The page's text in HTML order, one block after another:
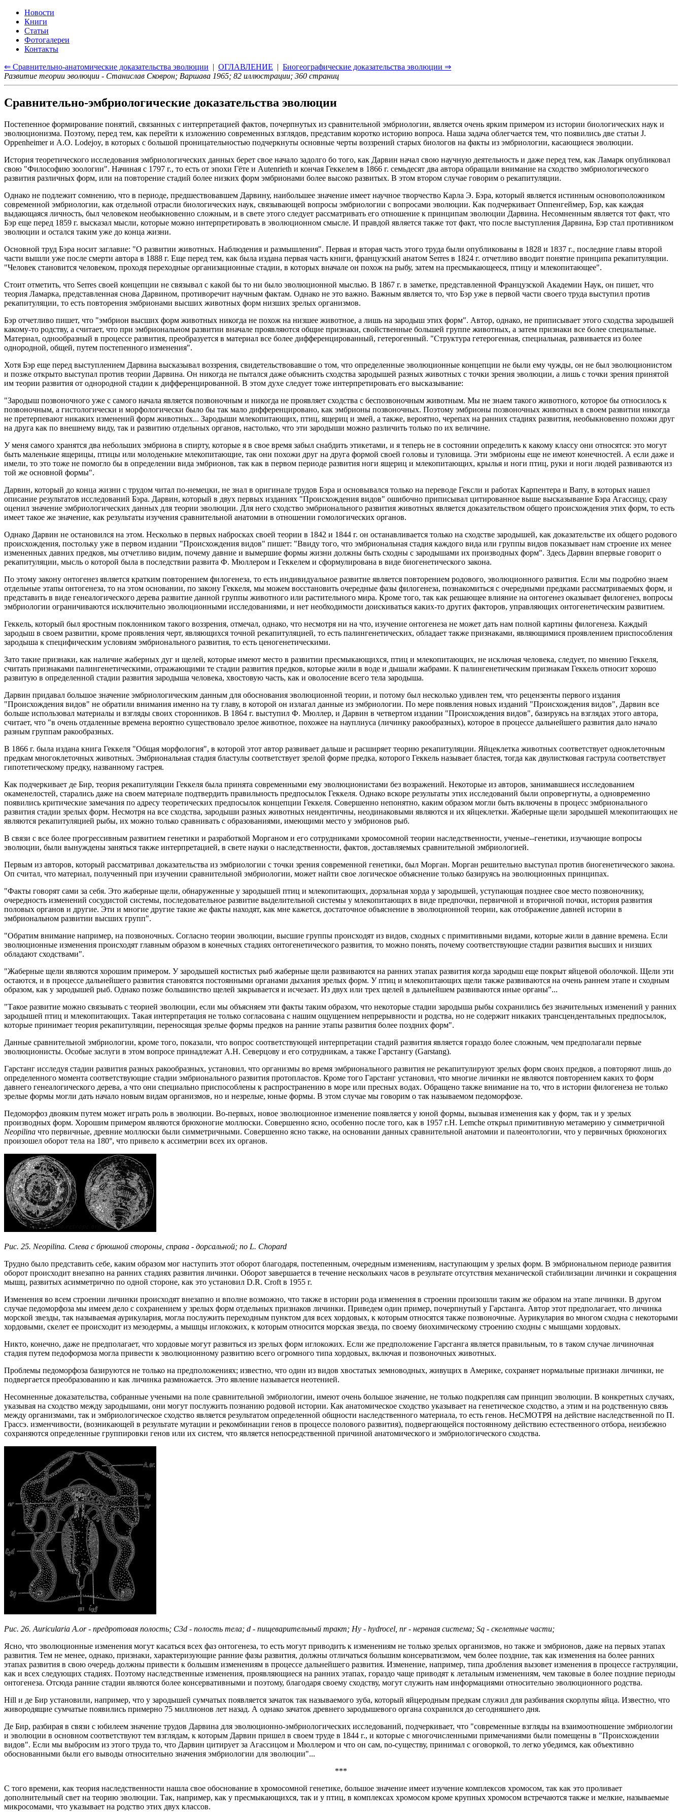
Новости
Книги
Статьи
Фотогалереи
Контакты
⇐ Сравнительно-анатомические доказательства эволюции | ОГЛАВЛЕНИЕ | Биогеографические доказательства эволюции ⇒
Развитие теории эволюции - Станислав Сковрон; Варшава 1965; 82 иллюстрации; 360 страниц
Сравнительно-эмбриологические доказательства эволюции
Постепенное формирование понятий, связанных с интерпретацией фактов, почерпнутых из сравнительной эмбриологии, является очень ярким примером из истории биологических наук и
эволюционизма. Поэтому, перед тем, как перейти к изложению современных взглядов, представим коротко историю вопроса. Наша задача облегчается тем, что появились две статьи J.
Oppenheimer и А.О. Lodejoy, в которых с большой проницательностью подчеркнуты основные черты воззрений старых биологов на факты из эмбриологии, касающиеся эволюции.
История теоретического исследования эмбриологических данных берет свое начало задолго бо того, как Дарвин начал свою научную деятельность и даже перед тем, как Ламарк опубликовал
свою "Философию зоологии". Начиная с 1797 г., то есть от эпохи Гёте и Autenrieth и кончая Геккелем в 1866 г. семьдесят два автора обращали внимание на сходство эмбриологического
развития различных форм, или на повторение стадий более низких форм эмбрионами более высоко развитых. В этом втором случае говорим о рекапитуляции.
Однако не подлежит сомнению, что в периоде, предшествовавшем Дарвину, наибольшее значение имеет научное творчество Карла Э. Бэра, который является истинным основоположником
современной эмбриологии, как отдельной отрасли биологических наук, связывающей вопросы эмбриологии с вопросами эволюции. Как подчеркивает Оппенгеймер, Бэр, как каждая
выдающаяся личность, был человеком необыкновенно сложным, и в свете этого следует рассматривать его отношение к принципам эволюции Дарвина. Несомненным является тот факт, что
Бэр еще перед 1859 г. высказал мысли, которые можно интерпретировать в эволюционном смысле. И правдой является также тот факт, что после выступления Дарвина, Бэр стал противником
эволюции и остался таким уже до конца жизни.
Основной труд Бэра носит заглавие: "О развитии животных. Наблюдения и размышления". Первая и вторая часть этого труда были опубликованы в 1828 и 1837 г., последние главы второй
части вышли уже после смерти автора в 1888 г. Еще перед тем, как была издана первая часть книги, французский анатом Serres в 1824 г. отчетливо вводит понятие принципа рекапитуляции.
"Человек становится человеком, проходя переходные организационные стадии, в которых вначале он похож на рыбу, затем на пресмыкающееся, птицу и млекопитающее".
Стоит отметить, что Serres своей концепции не связывал с какой бы то ни было эволюционной мыслью. В 1867 г. в заметке, представленной Французской Академии Наук, он пишет, что
теория Ламарка, представленная снова Дарвином, противоречит научным фактам. Однако не это важно. Важным является то, что Бэр уже в первой части своего труда выступил против
рекапитуляции, то есть повторения эмбрионами высших животных форм низших зрелых организмов.
Бэр отчетливо пишет, что "эмбрион высших форм животных никогда не похож на низшее животное, а лишь на зародыш этих форм". Автор, однако, не приписывает этого сходства зародышей
какому-то родству, а считает, что при эмбриональном развитии вначале проявляются общие признаки, свойственные большей группе животных, а затем признаки все более специальные.
Материал, однообразный в процессе развития, преобразуется в материал все более дифференцированный, гетерогенный. "Структура гетерогенная, специальная, развивается из более
однородной, общей, путем постепенного изменения".
Хотя Бэр еще перед выступлением Дарвина высказывал воззрения, свидетельствовавшие о том, что определенные эволюционные концепции не были ему чужды, он не был эволюционистом
и позже открыто выступал против теории Дарвина. Он никогда не пытался даже объяснить сходства зародышей разных животных с точки зрения эволюции, а лишь с точки зрения принятой
им теории развития от однородной стадии к дифференцированной. В этом духе следует тоже интерпретировать его высказывание:
"Зародыш позвоночного уже с самого начала является позвоночным и никогда не проявляет сходства с беспозвоночным животным. Мы не знаем такого животного, которое бы относилось к
позвоночным, а гистологически и морфологически было бы так мало дифференцировано, как эмбрионы позвоночных. Поэтому эмбрионы позвоночных животных в своем развитии никогда
не претерпевают никаких изменений форм животных... Зародыши млекопитающих, птиц, ящериц и змей, а также, вероятно, черепах на ранних стадиях развития, необыкновенно похожи друг
на друга как по внешнему виду, так и развитию отдельных органов, настолько, что эти зародыши можно различить только по их величине.
У меня самого хранятся два небольших эмбриона в спирту, которые я в свое время забыл снабдить этикетами, и я теперь не в состоянии определить к какому классу они относятся: это могут
быть маленькие ящерицы, птицы или молоденькие млекопитающие, так они похожи друг на друга формой своей головы и туловища. Эти эмбрионы еще не имеют конечностей. А если даже и
имели, то это тоже не помогло бы в определении вида эмбрионов, так как в первом периоде развития ноги ящериц и млекопитающих, крылья и ноги птиц, руки и ноги людей развиваются из
той же основной формы".
Дарвин, который до конца жизни с трудом читал по-немецки, не знал в оригинале трудов Бэра и основывался только на переводе Гексли и работах Карпентера и Barry, в которых нашел
описание результатов исследований Бэра. Дарвин, который в двух первых изданиях "Происхождения видов" ошибочно приписывал цитированное выше высказывание Бэра Агассицу, сразу
оценил значение эмбриологических данных для теории эволюции. Для него сходство эмбрионального развития животных является доказательством общего происхождения этих форм, то есть
имеет такое же значение, как результаты изучения сравнительной анатомии в отношении гомологических органов.
Однако Дарвин не остановился на этом. Несколько в первых набросках своей теории в 1842 и 1844 г. он останавливается только на сходстве зародышей, как доказательстве их общего родового
происхождения, постольку уже в первом издании "Происхождения видов" пишет: "Ввиду того, что эмбриональная стадия каждого вида или группы видов показывает нам строение их менее
измененных давних предков, мы отчетливо видим, почему давние и вымершие формы жизни должны быть сходны с зародышами их производных форм". Здесь Дарвин впервые говорит о
рекапитуляции, мысль о которой была в последствии развита Ф. Мюллером и Геккелем и сформулирована в виде биогенетического закона.
По этому закону онтогенез является кратким повторением филогенеза, то есть индивидуальное развитие является повторением родового, эволюционного развития. Если мы подробно знаем
отдельные этапы онтогенеза, то на этом основании, по закону Геккеля, мы можем восстановить очередные фазы филогенеза, познакомиться с очередными предками рассматриваемых форм, и
представить в виде генеалогического дерева развитие данной группы животного или растительного мира. Кроме того, так как решающее влияние на онтогенез оказывает филогенез, вопросы
эмбриологии ограничиваются исключительно эволюционными исследованиями, и нет необходимости доискиваться каких-то других факторов, управляющих онтогенетическим развитием.
Геккель, который был яростным поклонником такого воззрения, отмечал, однако, что несмотря ни на что, изучение онтогенеза не может дать нам полной картины филогенеза. Каждый
зародыш в своем развитии, кроме проявления черт, являющихся точной рекапитуляцией, то есть палингенетических, обладает также признаками, являющимися проявлением приспособления
зародыша к специфическим условиям эмбрионального развития, то есть ценогенетическими.
Зато такие признаки, как наличие жаберных дуг и щелей, которые имеют место в развитии пресмыкающихся, птиц и млекопитающих, не исключая человека, следует, по мнению Геккеля,
считать признаками палингенетическими, отражающими те стадии развития предков, которые жили в воде и дышали жабрами. К палингенетическим признакам Геккель относит хорошо
развитую в определенной стадии развития зародыша человека, хвостовую часть, как и оволосение всего тела зародыша.
Дарвин придавал большое значение эмбриологическим данным для обоснования эволюционной теории, и потому был несколько удивлен тем, что рецензенты первого издания
"Происхождения видов" не обратили внимания именно на ту главу, в которой он излагал данные из эмбриологии. По мере появления новых изданий "Происхождения видов", Дарвин все
больше использовал материалы и взгляды своих сторонников. В 1864 г. выступил Ф. Мюллер, и Дарвин в четвертом издании "Происхождения видов", базируясь на взглядах этого автора,
считает, что "в очень отдаленные времена вероятно существовало зрелое животное, похожее на науплиуса (личинку ракообразных), которое в процессе дальнейшего развития дало начало
разным группам ракообразных.
В 1866 г. была издана книга Геккеля "Общая морфология", в которой этот автор развивает дальше и расширяет теорию рекапитуляции. Яйцеклетка животных соответствует одноклеточным
предкам многоклеточных животных. Эмбриональная стадия бластулы соответствует зрелой форме предка, которого Геккель называет бластея, тогда как двулистковая гаструла соответствует
гипотетическому предку, названному гастрея.
Как подчеркивает де Бир, теория рекапитуляции Геккеля была принята современными ему эволюционистами без возражений. Некоторые из авторов, занимавшиеся исследованием
окаменелостей, старались даже на своем материале подтвердить правильность предпосылок Геккеля. Однако вскоре результаты этих исследований были опровергнуты, а одновременно
появились критические замечания по адресу теоретических предпосылок концепции Геккеля. Совершенно непонятно, каким образом могли быть включены в процесс эмбрионального
развития стадии зрелых форм. Несмотря на все сходства, зародыши разных животных неидентичны, неодинаковыми являются и их яйцеклетки. Жаберные щели зародышей млекопитающих не
являются рекапитуляцией рыбы, их можно только сравнивать с образованиями, имеющими место у эмбрионов рыб.
В связи с все более прогрессивным развитием генетики и разработкой Морганом и его сотрудниками хромосомной теории наследственности, ученые--генетики, изучающие вопросы
эволюции, были вынуждены заняться также интерпретацией, в свете науки о наследственности, фактов, доставляемых сравнительной эмбриологией.
Первым из авторов, который рассматривал доказательства из эмбриологии с точки зрения современной генетики, был Морган. Морган решительно выступал против биогенетического закона.
Оп считал, что материал, полученный при изучении сравнительной эмбриологии, может найти свое логическое объяснение только базируясь на эволюционных принципах.
"Факты говорят сами за себя. Это жаберные щели, обнаруженные у зародышей птиц и млекопитающих, дорзальная хорда у зародышей, уступающая позднее свое место позвоночнику,
очередность изменений сосудистой системы, последовательное развитие выделительной системы у млекопитающих в виде предпочки, первичной и вторичной почки, история развития
половых органов и другие. Эти и многие другие такие же факты находят, как мне кажется, достаточное объяснение в эволюционной теории, как отображение давней истории в
эмбриональном развитии высших групп".
"Обратим внимание например, на позвоночных. Согласно теории эволюции, высшие группы происходят из видов, сходных с примитивными видами, которые жили в давние времена. Если
эволюционные изменения происходят главным образом в конечных стадиях онтогенетического развития, то можно понять, почему соответствующие стадии развития высших и низших
обладают сходствами".
"Жаберные щели являются хорошим примером. У зародышей костистых рыб жаберные щели развиваются на ранних этапах развития когда зародыш еще покрыт яйцевой оболочкой. Щели эти
остаются, и в процессе дальнейшего развития становятся постоянными органами дыхания зрелых форм. У птиц и млекопитающих щели также развиваются на очень раннем этапе и сходным
образом, как у зародышей рыб. Однако позже большинство щелей закрывается и исчезает. Из двух или трех щелей в дальнейшем развиваются иные органы"...
"Такое развитие можно связывать с теорией эволюции, если мы объясняем эти факты таким образом, что некоторые стадии зародыша рыбы сохранились без значительных изменений у ранних
зародышей птиц и млекопитающих. Такая интерпретация не только согласована с нашим ощущением непрерывности и родства, но не содержит никаких трансцендентальных предпосылок,
которые принимает теория рекапитуляции, переносящая зрелые формы предков на ранние этапы развития более поздних форм".
Данные сравнительной эмбриологии, кроме того, показали, что вопрос соответствующей интерпретации стадий развития является гораздо более сложным, чем предполагали первые
эволюционисты. Особые заслуги в этом вопросе принадлежат А.Н. Северцову и его сотрудникам, а также Гарстангу (Garstang).
Гарстанг исследуя стадии развития разных ракообразных, установил, что организмы во время эмбрионального развития не рекапитулируют зрелых форм своих предков, а повторяют лишь до
определенного момента соответствующие стадии эмбрионального развития протопластов. Кроме того Гарстанг установил, что многие личинки не являются повторением каких то форм
давнего генеалогического дерева, а что они специально приспособлены к распространению в море или пресных водах. Обращено также внимание на то, что в истории филогенеза не только
зрелые формы могли дать начало новым видам организмов, но и незрелые, юные формы. В этом случае мы говорим о так называемом педоморфозе.
Педоморфоз двояким путем может играть роль в эволюции. Во-первых, новое эволюционное изменение появляется у юной формы, вызывая изменения как у форм, так и у зрелых
производных форм. Хорошим примером являются брюхоногие моллюски. Совершенно ясно, особенно после того, как в 1957 г.Н. Lemche открыл примитивную метамерию у симметричной
Neopilina что первичные, древние моллюски были симметричными. Совершенно ясно также, на основании данных сравнительной анатомии и палеонтологии, что у первичных брюхоногих
произошел оборот тела на 180°, что привело к ассиметрии всех их органов.
Рис. 25. Neopilina. Слева с брюшной стороны, справа - дорсальной; по L. Chopard
Трудно было представить себе, каким образом мог наступить этот оборот благодаря, постепенным, очередным изменениям, наступающим у зрелых форм. В эмбриональном периоде развития
оборот происходит внезапно на ранних стадиях развития личинки. Оборот завершается в течение нескольких часов в результате отсутствия механической стабилизации личинки и сокращения
мышц, развитых асимметрично по одной стороне, как это установил D.R. Croft в 1955 г.
Изменения во всем строении личинки происходят внезапно и вполне возможно, что также в истории рода изменения в строении произошли таким же образом на этапе личинки. В другом
случае педоморфоза мы имеем дело с сохранением у зрелых форм отдельных признаков личинки. Приведем один пример, почерпнутый у Гарстанга. Автор этот предполагает, что личинка
морской звезды, так называемая аурикулария, могла послужить переходным пунктом для всех хордовых, к которым относятся также позвоночные. Аурикулария во многом сходна с некоторыми
хордовыми, скелет ее происходит из мезодермы, а мышцы иглокожих, к которым относится морская звезда, по своему биохимическому строению сходны с мышцами хордовых.
Никто, конечно, даже не предполагает, что хордовые могут развиться из зрелых форм иглокожих. Если же предположение Гарсганга является правильным, то в таком случае личиночная
стадия путем педоформоза могла привести к эволюционному развитию всего огромного типа хордовых, включая и позвоночных животных.
Проблемы педоморфоза базируются не только на предположениях; известно, что один из видов хвостатых земноводных, живущих в Америке, сохраняет нормальные признаки личинки, не
подвергается преобразованию и как личинка размножается. Это явление называется неотенией.
Несомненные доказательства, собранные учеными на поле сравнительной эмбриологии, имеют очень большое значение, не только подкрепляя сам принцип эволюции. В конкретных случаях,
указывая на сходство между зародышами, они могут послужить познанию родовой истории. Как анатомическое сходство указывает на генетическое сходство, а этим и на родственную связь
между организмами, так и эмбриологическое сходство является результатом определенной общности наследственного материала, то есть генов. НеСМОТРЯ на действие наследственной по П.
Грассэ. изменчивости, (возникающей в результате мутации и рекомбинации генов в процессе полового развития), подвергающейся постоянному действию естественного отбора, неизбежно
сохраняются определенные группировки генов или их систем, что является непосредственной причиной анатомического и эмбриологического сходства.
Рис. 26. Auricularia A.or - предротовая полость; С3d - полость тела; d - пищеварительный тракт; Ну - hydrocel, nr - нервная система; Sq - скелетные части;
Ясно, что эволюционные изменения могут касаться всех фаз онтогенеза, то есть могут приводить к изменениям не только зрелых организмов, но также и эмбрионов, даже на первых этапах
развития. Тем не менее, однако, признаки, характеризующие ранние фазы развития, должны отличаться большим консерватизмом, чем более поздние, так как изменения на более ранних
этапах развития в свою очередь должны привести к большим изменениям в процессе дальнейшего развития. Изменение, например, типа дробления вызовет изменения в процессе гаструляции,
как и всех следующих стадиях. Поэтому наследственные изменения, проявляющиеся на ранних этапах, гораздо чаще приводят к летальным изменениям, чем таковые в более поздние периоды
онтогенеза. Отсюда ранние стадии являются более консервативными и поэтому, благодаря своему сходству, могут служить нам информациями относительно эволюционного родства.
Hill и де Бир установили, например, что у зародышей сумчатых появляется зачаток так называемого зуба, который яйцеродным предкам служил для разбивания скорлупы яйца. Известно, что
живородящие сумчатые появились примерно 75 миллионов лет назад. А однако зачаток древнего зародышевого органа сохранился до сегодняшнего дня.
Де Бир, разбирая в связи с юбилеем значение трудов Дарвина для эволюционно-эмбриологических исследований, подчеркивает, что "современные взгляды на взаимоотношение эмбриологии
и эволюции в основном соответствуют тем взглядам, к которым Дарвин пришел в своем труде в 1844 г., и которые с многочисленными примечаниями были помещены в "Происхождении
видов". Если мы выбросим из этого труда то, что Дарвин цитирует за Агассицом и Мюллером и что он сам, no-существу, принимал с оговоркой, то легко убедимся, как объективно
обоснованными были его выводы относительно значения эмбриологии для эволюции"...
***
С того времени, как теория наследственности нашла свое обоснование в хромосомной генетике, большое значение имеет изучение комплексов хромосом, так как это проливает
дополнительный свет на теорию эволюции. Так, например, как у пресмыкающихся, так и у птиц, в комплексах хромосом кроме крупных хромосом встречаются также и мелкие, называемые
микросомами, что указывает на родство этих двух классов.